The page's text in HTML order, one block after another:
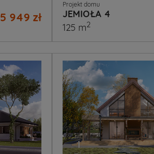
5 949 zł
Projekt domu
JEMIOŁA 4
125 m2